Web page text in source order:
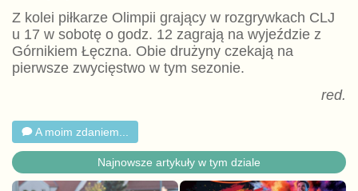
Z kolei piłkarze Olimpii grający w rozgrywkach CLJ
u 17 w sobotę o godz. 12 zagrają na wyjeździe z
Górnikiem Łęczna. Obie drużyny czekają na
pierwsze zwycięstwo w tym sezonie.
red.
A moim zdaniem...
Najnowsze artykuły w tym dziale